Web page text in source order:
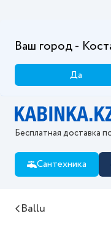
Ваш город -
Да
Бесплатная доставка
Сантехника
Ballu